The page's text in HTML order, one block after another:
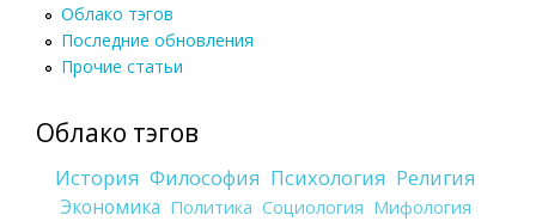
Облако тэгов
Последние обновления
Прочие статьи
Облако тэгов
История Философия Психология Религия
Экономика Политика Социология Мифология